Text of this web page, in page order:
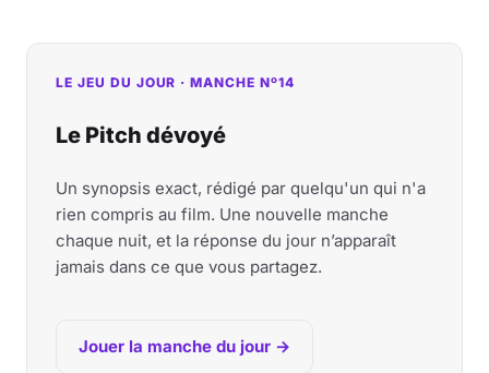
LE JEU DU JOUR · MANCHE Nº14
Le Pitch dévoyé
Un synopsis exact, rédigé par quelqu'un qui n'a
rien compris au film. Une nouvelle manche
chaque nuit, et la réponse du jour n’apparaît
jamais dans ce que vous partagez.
Jouer la manche du jour →